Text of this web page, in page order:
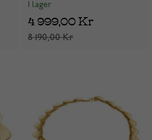
I lager
8 190,00 Kr
4 999,00 Kr